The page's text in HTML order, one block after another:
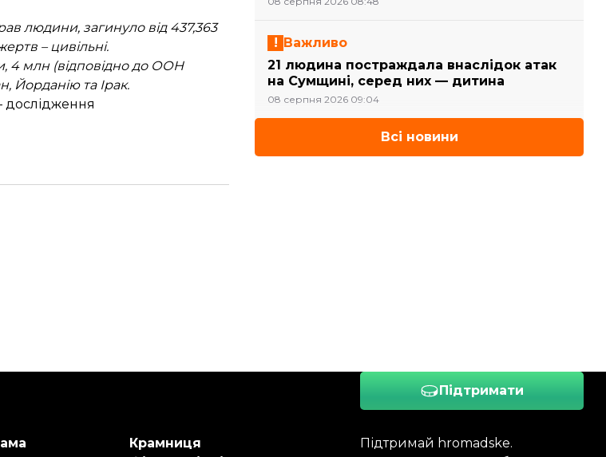
людини, загинуло від 437,363
– цивільні.
4 млн (відповідно до ООН
Йорданію та Ірак.​
Важливо
21 людина постраждала внаслідок атак
на Сумщині, серед них — дитина
08 серпня 2026 09:04
Всі новини
Підтримати
Підтримай hromadske.
Крамниця